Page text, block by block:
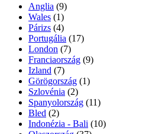
Anglia (9)
Wales (1)
Párizs (4)
Portugália (17)
London (7)
Franciaország (9)
Izland (7)
Görögország (1)
Szlovénia (2)
Spanyolország (11)
Bled (2)
Indonézia - Bali (10)